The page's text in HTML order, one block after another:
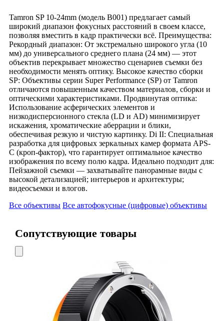
Tamron SP 10-24mm (модель B001) предлагает самый
широкий диапазон фокусных расстояний в своем классе,
позволяя вместить в кадр практически всё. Преимущества:
Рекордный диапазон: От экстремально широкого угла (10
мм) до универсального среднего плана (24 мм) — этот
объектив перекрывает множество сценариев съемки без
необходимости менять оптику. Высокое качество сборки
SP: Объективы серии Super Performance (SP) от Tamron
отличаются повышенным качеством материалов, сборки и
оптическими характеристиками. Продвинутая оптика:
Использование асферических элементов и
низкодисперсионного стекла (LD и AD) минимизирует
искажения, хроматические аберрации и блики,
обеспечивая резкую и чистую картинку. Di II: Специальная
разработка для цифровых зеркальных камер формата APS-
C (кроп-фактор), что гарантирует оптимальное качество
изображения по всему полю кадра. Идеально подходит для:
Пейзажной съемки — захватывайте панорамные виды с
высокой детализацией; интерьеров и архитектуры;
видеосъемки и влогов.
Все объективы Все автофокусные (цифровые) объективы
Сопутствующие товары